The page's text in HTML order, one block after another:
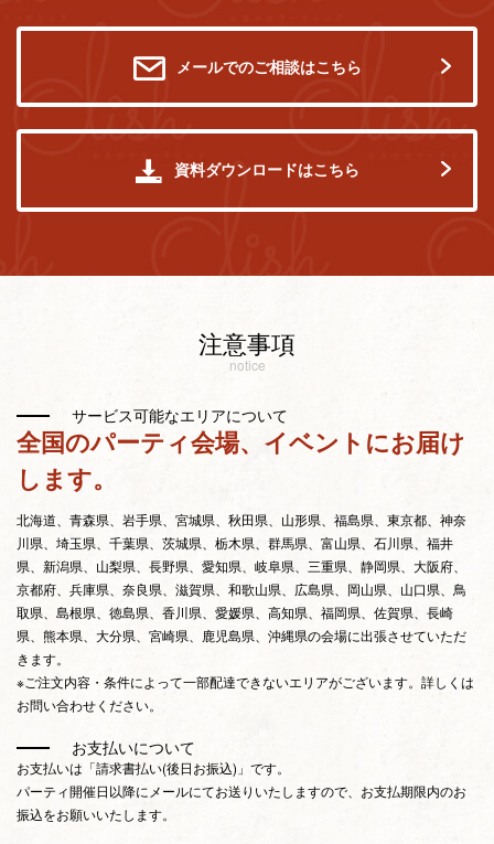
メールでのご相談はこちら
資料ダウンロードはこちら
注意事項
notice
サービス可能なエリアについて
全国のパーティ会場、イベントにお届け
します。
北海道、青森県、岩手県、宮城県、秋田県、山形県、福島県、東京都、神奈
川県、埼玉県、千葉県、茨城県、栃木県、群馬県、富山県、石川県、福井
県、新潟県、山梨県、長野県、愛知県、岐阜県、三重県、静岡県、大阪府、
京都府、兵庫県、奈良県、滋賀県、和歌山県、広島県、岡山県、山口県、鳥
取県、島根県、徳島県、香川県、愛媛県、高知県、福岡県、佐賀県、長崎
県、熊本県、大分県、宮崎県、鹿児島県、沖縄県の会場に出張させていただ
きます。
※ご注文内容・条件によって一部配達できないエリアがございます。詳しくは
お問い合わせください。
お支払いについて
お支払いは「請求書払い(後日お振込)」です。
パーティ開催日以降にメールにてお送りいたしますので、お支払期限内のお
振込をお願いいたします。